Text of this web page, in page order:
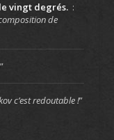
vingt degrés. :
de
”
c’est redoutable !”